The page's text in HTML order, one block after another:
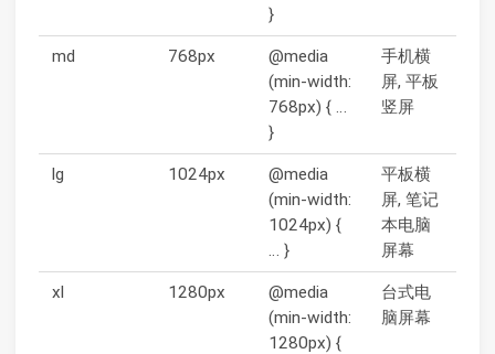
}
md 768px
@media
(min-width:
768px) { …
}
手机横
屏, 平板
竖屏
lg 1024px
@media
(min-width:
1024px) {
… }
平板横
屏, 笔记
本电脑
屏幕
xl 1280px
@media
(min-width:
1280px) {
台式电
脑屏幕